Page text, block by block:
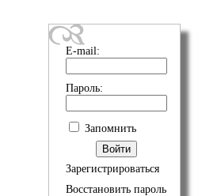
E-mail:
Пароль:
Запомнить
Зарегистрироваться
Восстановить пароль